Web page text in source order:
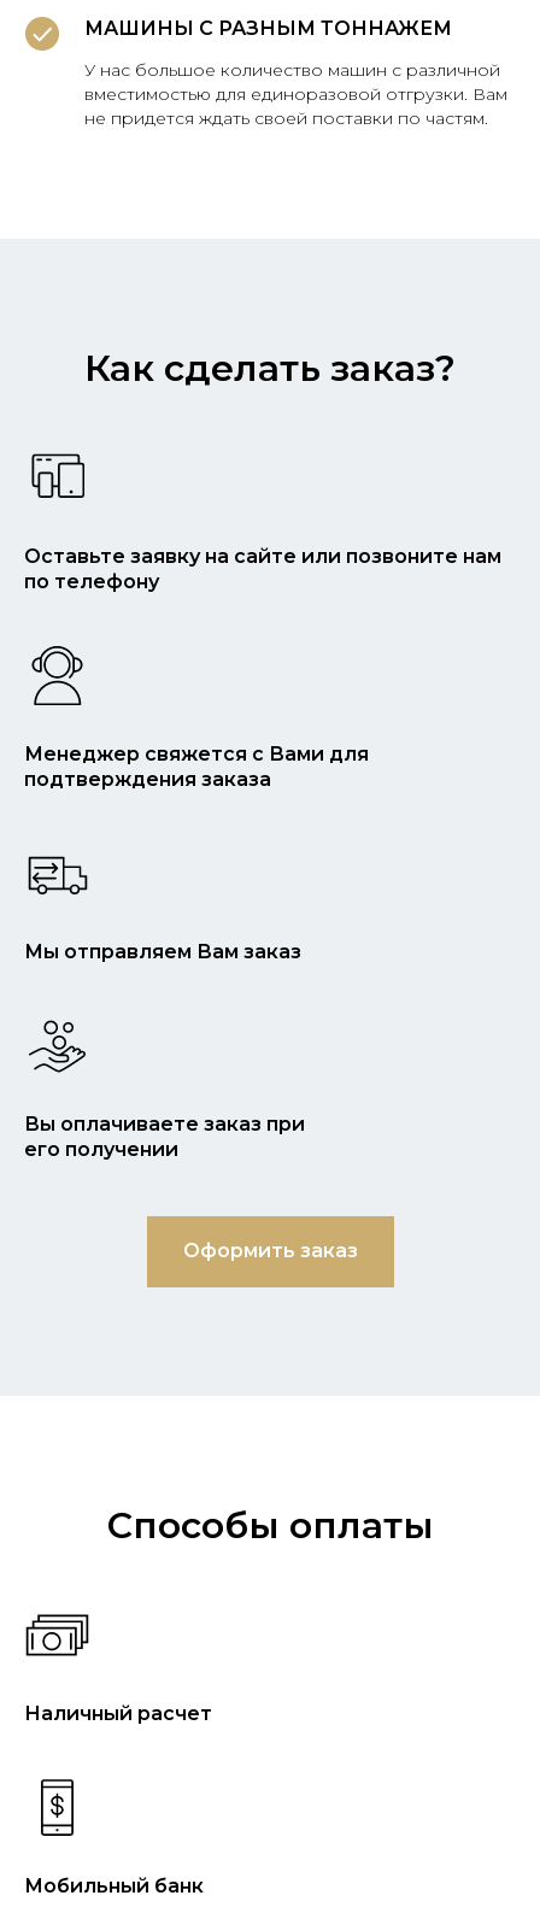
МАШИНЫ С РАЗНЫМ ТОННАЖЕМ
У нас большое количество машин с различной
вместимостью для единоразовой отгрузки. Вам
не придется ждать своей поставки по частям.
Как сделать заказ?
Оставьте заявку на сайте или позвоните нам
по телефону
Менеджер свяжется с Вами для
подтверждения заказа
Мы отправляем Вам заказ
Вы оплачиваете заказ при
его получении
Оформить заказ
Способы оплаты
Наличный расчет
Мобильный банк